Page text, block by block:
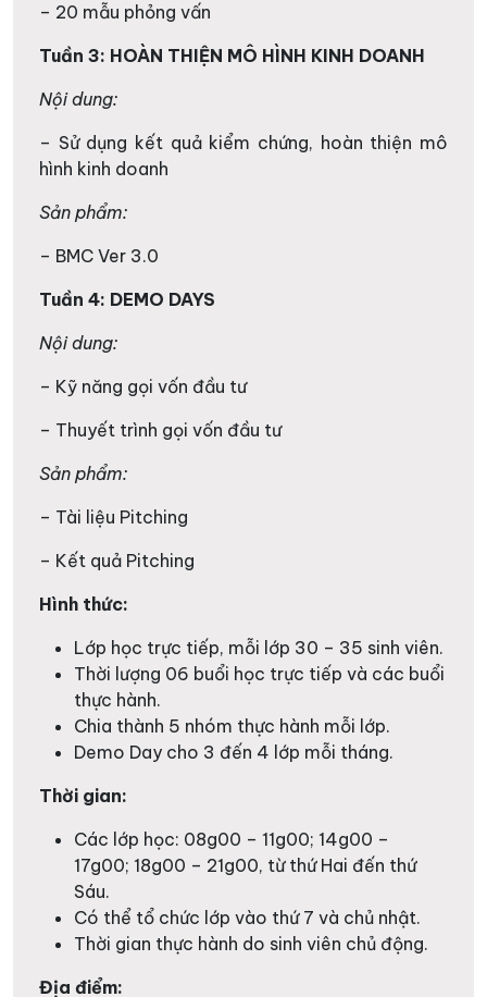
– 20 mẫu phỏng vấn
Tuần 3: HOÀN THIỆN MÔ HÌNH KINH DOANH
Nội dung:
– Sử dụng kết quả kiểm chứng, hoàn thiện mô
hình kinh doanh
Sản phẩm:
– BMC Ver 3.0
Tuần 4: DEMO DAYS
Nội dung:
– Kỹ năng gọi vốn đầu tư
– Thuyết trình gọi vốn đầu tư
Sản phẩm:
– Tài liệu Pitching
– Kết quả Pitching
Hình thức:
Lớp học trực tiếp, mỗi lớp 30 – 35 sinh viên.
Thời lượng 06 buổi học trực tiếp và các buổi
thực hành.
Chia thành 5 nhóm thực hành mỗi lớp.
Demo Day cho 3 đến 4 lớp mỗi tháng.
Thời gian:
Các lớp học: 08g00 – 11g00; 14g00 –
17g00; 18g00 – 21g00, từ thứ Hai đến thứ
Sáu.
Có thể tổ chức lớp vào thứ 7 và chủ nhật.
Thời gian thực hành do sinh viên chủ động.
Địa điểm: